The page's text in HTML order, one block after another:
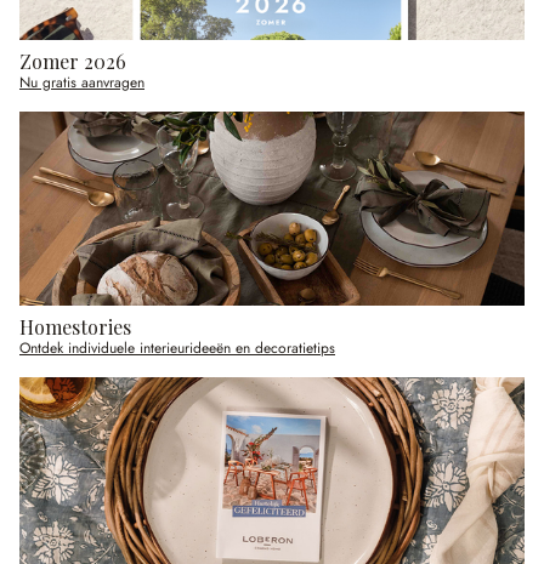
Zomer 2026
Nu gratis aanvragen
Homestories
Ontdek individuele interieurideeën en decoratietips